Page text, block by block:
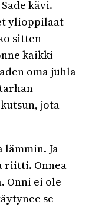
kävi.
ylioppilaat
sitten
kaikki
oma juhla
jota
lämmin. Ja
riitti. Onnea
Onni ei ole
se